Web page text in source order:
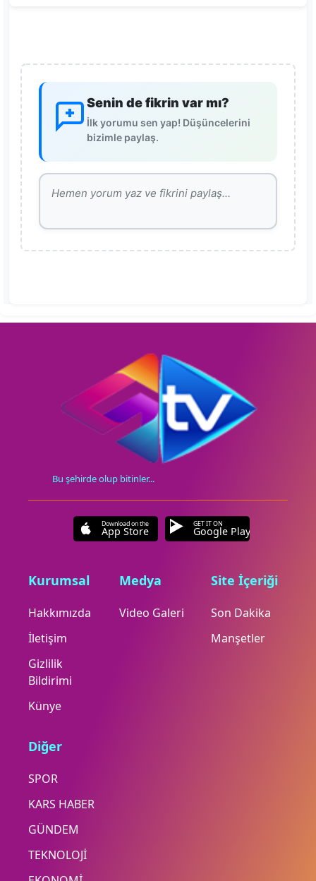
Senin de fikrin var mı?
İlk yorumu sen yap! Düşüncelerini
bizimle paylaş.
Bu şehirde olup bitinler...
Download on the
App Store
GET IT ON
Google Play
Kurumsal
Hakkımızda
İletişim
Gizlilik
Bildirimi
Künye
Medya
Video Galeri
Site İçeriği
Son Dakika
Manşetler
Diğer
SPOR
KARS HABER
GÜNDEM
TEKNOLOJİ